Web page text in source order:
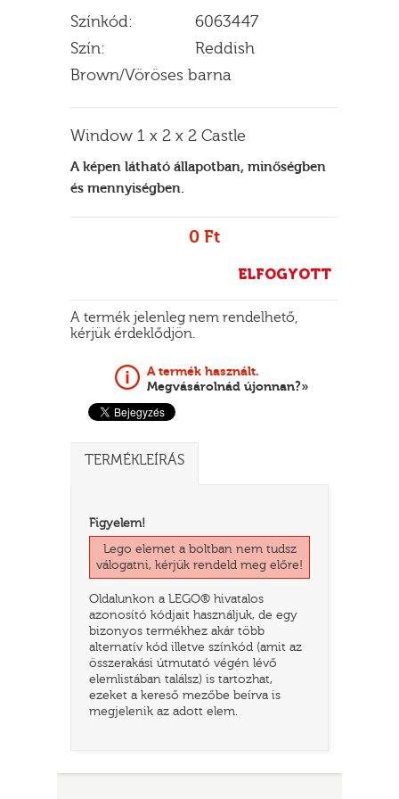
Színkód:
6063447
Szín:
Reddish
Brown/Vöröses barna
Window 1 x 2 x 2 Castle
A képen látható állapotban, minőségben
és mennyiségben.
0 Ft
ELFOGYOTT
A termék jelenleg nem rendelhető,
kérjük érdeklődjön.
A termék használt.
Megvásárolnád újonnan?»
TERMÉKLEÍRÁS
Figyelem!
Lego elemet a boltban nem tudsz
válogatni, kérjük rendeld meg előre!
Oldalunkon a LEGO® hivatalos
azonosító kódjait használjuk, de egy
bizonyos termékhez akár több
alternatív kód illetve színkód (amit az
összerakási útmutató végén lévő
elemlistában találsz) is tartozhat,
ezeket a kereső mezőbe beírva is
megjelenik az adott elem.